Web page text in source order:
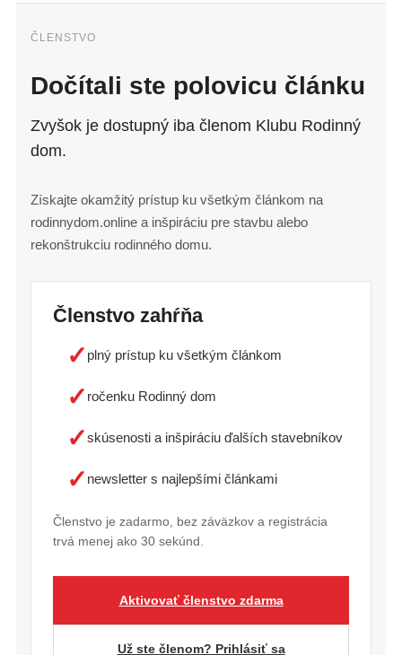
ČLENSTVO
Dočítali ste polovicu článku
Zvyšok je dostupný iba členom Klubu Rodinný
dom.
Získajte okamžitý prístup ku všetkým článkom na
rodinnydom.online a inšpiráciu pre stavbu alebo
rekonštrukciu rodinného domu.
Členstvo zahŕňa
✓ plný prístup ku všetkým článkom
✓ ročenku Rodinný dom
✓skúsenosti a inšpiráciu ďalších stavebníkov
✓ newsletter s najlepšími článkami
Členstvo je zadarmo, bez záväzkov a registrácia
trvá menej ako 30 sekúnd.
Aktivovať členstvo zdarma
Už ste členom? Prihlásiť sa